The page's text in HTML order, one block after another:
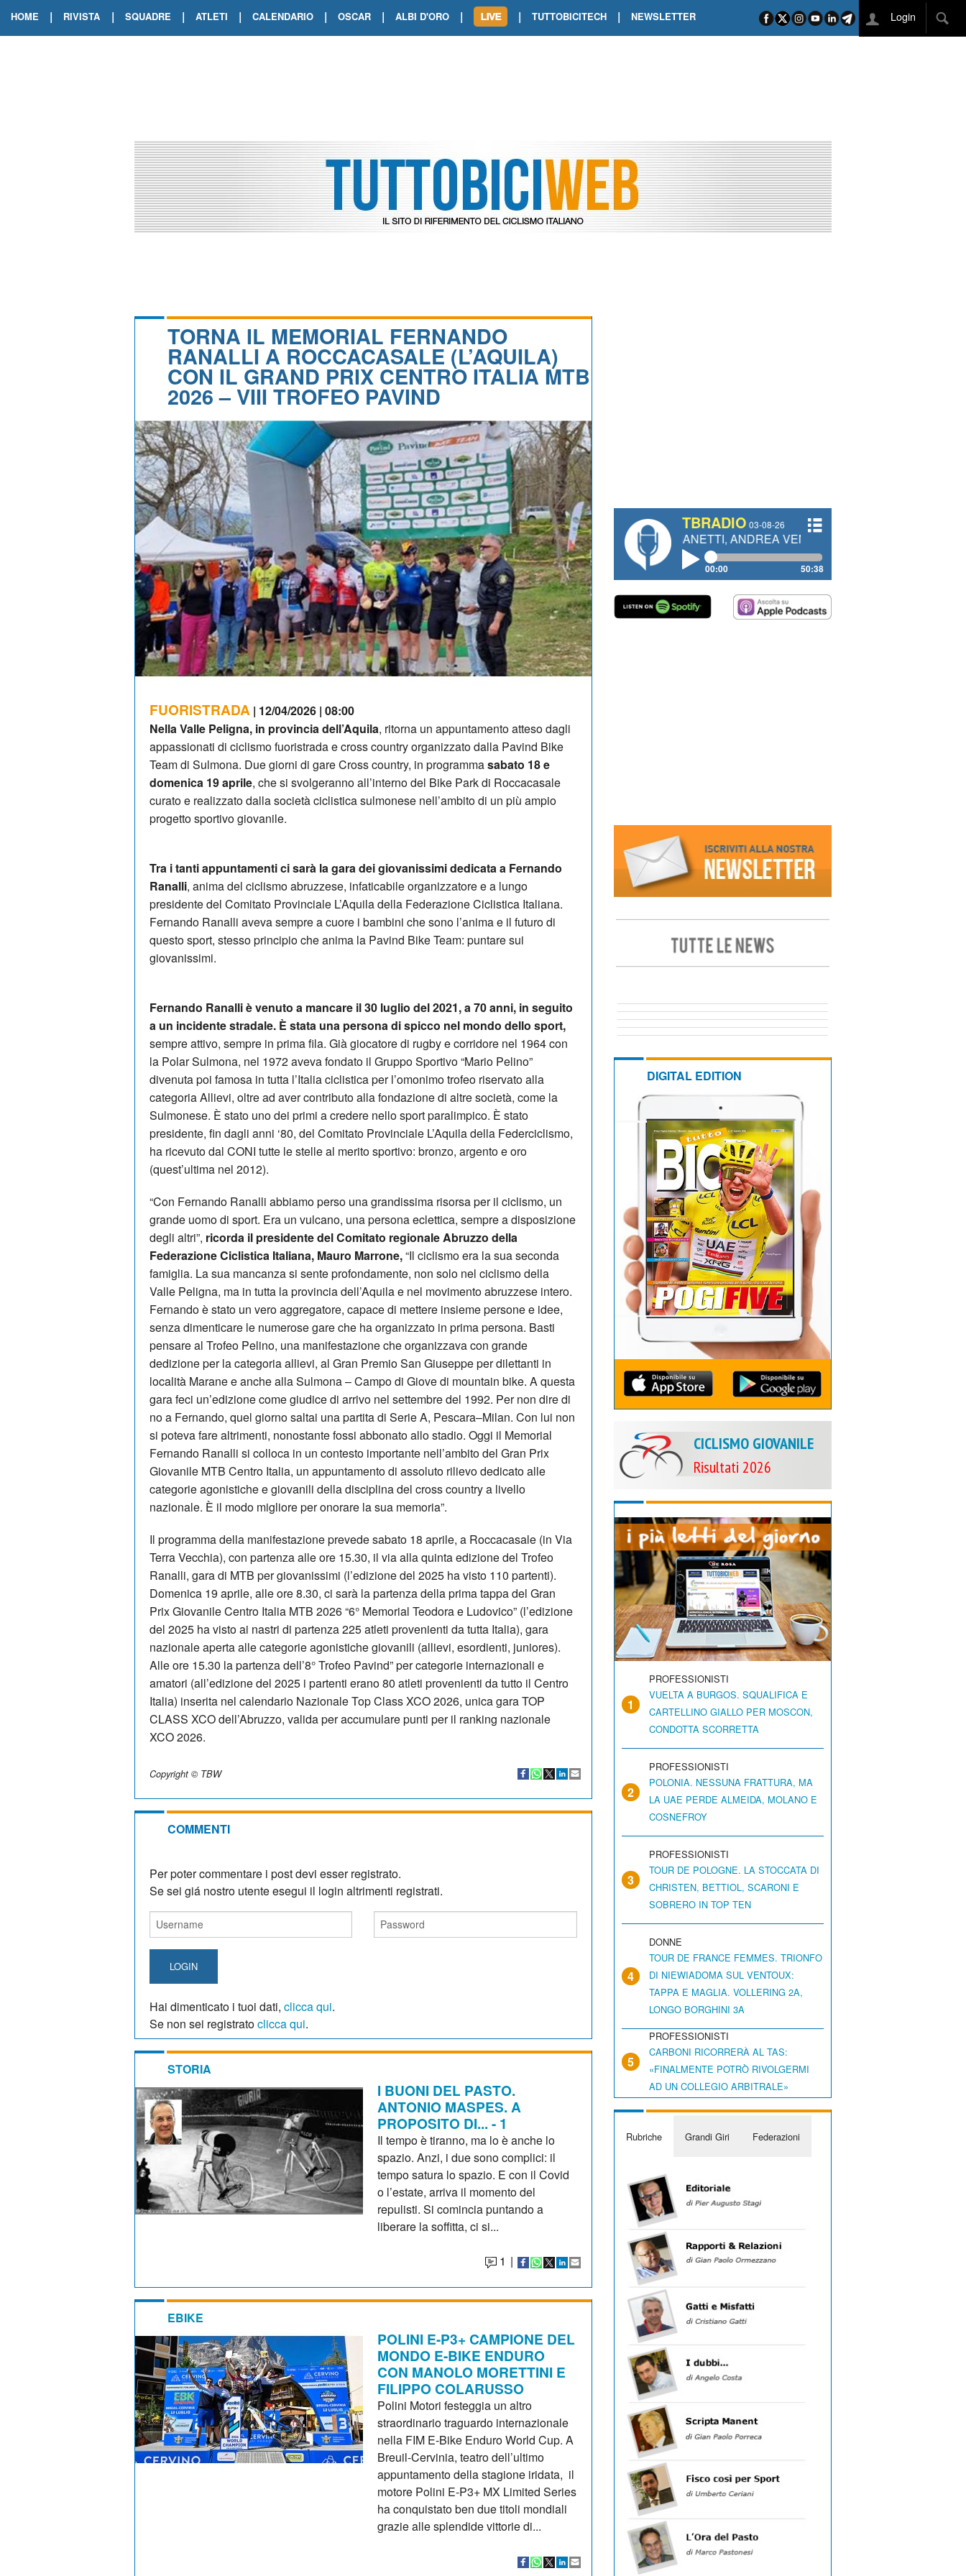
HOME | RIVISTA | SQUADRE | ATLETI | CALENDARIO | OSCAR | ALBI D'ORO |
TOUR DE FRANCE. ORCIERES-MERLETTE INCORONA CARAPAZ
TOUR DE FRANCE. A VOIRON TRIONFO DI PHILIPSEN SU SCHMID E KOOIJ
| TUTTOBICITECH | NEWSLETTER Login
TORNA IL MEMORIAL FERNANDO
RANALLI A ROCCACASALE (L’AQUILA)
CON IL GRAND PRIX CENTRO ITALIA MTB
2026 – VIII TROFEO PAVIND
FUORISTRADA | 12/04/2026 | 08:00
Nella Valle Peligna, in provincia dell’Aquila, ritorna un appuntamento atteso dagli
appassionati di ciclismo fuoristrada e cross country organizzato dalla Pavind Bike
Team di Sulmona. Due giorni di gare Cross country, in programmasabato 18 e
domenica 19 aprile, che si svolgeranno all’interno del Bike Park di Roccacasale
curato e realizzato dalla società ciclistica sulmonese nell’ambito di un più ampio
progetto sportivo giovanile.
Tra i tanti appuntamenti ci sarà la gara dei giovanissimi dedicata a Fernando
Ranalli, anima del ciclismo abruzzese, infaticabile organizzatore e a lungo
presidente del Comitato Provinciale L’Aquila della Federazione Ciclistica Italiana.
Fernando Ranalli aveva sempre a cuore i bambini che sono l’anima e il futuro di
questo sport, stesso principio che anima la Pavind Bike Team: puntare sui
giovanissimi.
Fernando Ranalli è venuto a mancare il 30 luglio del 2021, a 70 anni, in seguito
a un incidente stradale. È stata una persona di spicco nel mondo dello sport,
sempre attivo, sempre in prima fila. Già giocatore di rugby e corridore nel 1964 con
la Polar Sulmona, nel 1972 aveva fondato il Gruppo Sportivo “Mario Pelino”
divenuta poi famosa in tutta l’Italia ciclistica per l’omonimo trofeo riservato alla
categoria Allievi, oltre ad aver contributo alla fondazione di altre società, come la
Sulmonese. È stato uno dei primi a credere nello sport paralimpico. È stato
presidente, fin dagli anni ‘80, del Comitato Provinciale L’Aquila della Federciclismo,
ha ricevuto dal CONI tutte le stelle al merito sportivo: bronzo, argento e oro
(quest’ultima nel 2012).
“Con Fernando Ranalli abbiamo perso una grandissima risorsa per il ciclismo, un
grande uomo di sport. Era un vulcano, una persona eclettica, sempre a disposizione
degli altri”, ricorda il presidente del Comitato regionale Abruzzo della
Federazione Ciclistica Italiana, Mauro Marrone,“Il ciclismo era la sua seconda
famiglia. La sua mancanza si sente profondamente, non solo nel ciclismo della
Valle Peligna, ma in tutta la provincia dell’Aquila e nel movimento abruzzese intero.
Fernando è stato un vero aggregatore, capace di mettere insieme persone e idee,
senza dimenticare le numerose gare che ha organizzato in prima persona. Basti
pensare al Trofeo Pelino, una manifestazione che organizzava con grande
dedizione per la categoria allievi, al Gran Premio San Giuseppe per dilettanti in
località Marane e anche alla Sulmona – Campo di Giove di mountain bike. A questa
gara feci un’edizione come giudice di arrivo nel settembre del 1992. Per non dire di
no a Fernando, quel giorno saltai una partita di Serie A, Pescara–Milan. Con lui non
si poteva fare altrimenti, nonostante fossi abbonato allo stadio. Oggi il Memorial
Fernando Ranalli si colloca in un contesto importante nell’ambito del Gran Prix
Giovanile MTB Centro Italia, un appuntamento di assoluto rilievo dedicato alle
categorie agonistiche e giovanili della disciplina del cross country a livello
nazionale. È il modo migliore per onorare la sua memoria”.
Il programma della manifestazione prevede sabato 18 aprile, a Roccacasale (in Via
Terra Vecchia), con partenza alle ore 15.30, il via alla quinta edizione del Trofeo
Ranalli, gara di MTB per giovanissimi (l’edizione del 2025 ha visto 110 partenti).
Domenica 19 aprile, alle ore 8.30, ci sarà la partenza della prima tappa del Gran
Prix Giovanile Centro Italia MTB 2026 “6° Memorial Teodora e Ludovico” (l’edizione
del 2025 ha visto ai nastri di partenza 225 atleti provenienti da tutta Italia), gara
nazionale aperta alle categorie agonistiche giovanili (allievi, esordienti, juniores).
Alle ore 15.30 la partenza dell’8° Trofeo Pavind” per categorie internazionali e
amatori (all’edizione del 2025 i partenti erano 80 atleti provenienti da tutto il Centro
Italia) inserita nel calendario Nazionale Top Class XCO 2026, unica gara TOP
CLASS XCO dell’Abruzzo, valida per accumulare punti per il ranking nazionale
XCO 2026.
Copyright © TBW
COMMENTI
Per poter commentare i post devi esser registrato.
Se sei giá nostro utente esegui il login altrimenti registrati.
LOGIN
Hai dimenticato i tuoi dati, clicca qui.
Se non sei registratoclicca qui.
STORIA
I BUONI DEL PASTO.
ANTONIO MASPES. A
PROPOSITO DI... - 1
Il tempo è tiranno, ma lo è anche lo
spazio. Anzi, i due sono complici: il
tempo satura lo spazio. E con il Covid
o l’estate, arriva il momento del
repulisti. Si comincia puntando a
liberare la soffitta, ci si...
1 |
EBIKE
POLINI E-P3+ CAMPIONE DEL
MONDO E-BIKE ENDURO
CON MANOLO MORETTINI E
FILIPPO COLARUSSO
Polini Motori festeggia un altro
straordinario traguardo internazionale
nella FIM E-Bike Enduro World Cup. A
Breuil-Cervinia, teatro dell’ultimo
appuntamento della stagione iridata, il
motore Polini E-P3+ MX Limited Series
ha conquistato ben due titoli mondiali
grazie alle splendide vittorie di...
TBRADIO 03-08-26
#334 CHARLY WEGELIUS, MAURO GIANETTI, ANDREA VENDRAME, FILIPPO FIORELLI
00:00 50:38
DIGITAL EDITION
CICLISMO GIOVANILE
Risultati 2026
1
PROFESSIONISTI
VUELTA A BURGOS. SQUALIFICA E
CARTELLINO GIALLO PER MOSCON,
CONDOTTA SCORRETTA
2
PROFESSIONISTI
POLONIA. NESSUNA FRATTURA, MA
LA UAE PERDE ALMEIDA, MOLANO E
COSNEFROY
3
PROFESSIONISTI
TOUR DE POLOGNE. LA STOCCATA DI
CHRISTEN, BETTIOL, SCARONI E
SOBRERO IN TOP TEN
4
DONNE
TOUR DE FRANCE FEMMES. TRIONFO
DI NIEWIADOMA SUL VENTOUX:
TAPPA E MAGLIA. VOLLERING 2A,
LONGO BORGHINI 3A
5
PROFESSIONISTI
CARBONI RICORRERÀ AL TAS:
«FINALMENTE POTRÒ RIVOLGERMI
AD UN COLLEGIO ARBITRALE»
Rubriche Grandi Giri Federazioni